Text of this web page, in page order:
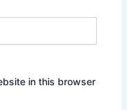
in this browser